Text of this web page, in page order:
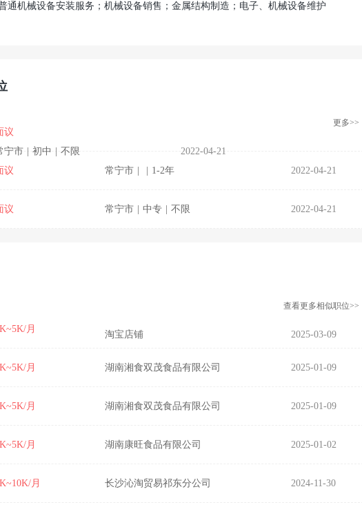
通机械设备安装服务；机械设备销售；金属结构制造；电子、机械设备维护
更多>>
议
宁市
初中 不限
2022-04-21
议 常宁市 1-2年 2022-04-21
议 常宁市 中专 不限 2022-04-21
查看更多相似职位>>
月
淘宝店铺 2025-03-09
月 湖南湘食双茂食品有限公司 2025-01-09
月 湖南湘食双茂食品有限公司 2025-01-09
月 湖南康旺食品有限公司 2025-01-02
月 长沙沁淘贸易祁东分公司 2024-11-30